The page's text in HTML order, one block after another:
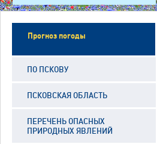
Прогноз погоды
ПО ПСКОВУ
ПСКОВСКАЯ ОБЛАСТЬ
ПЕРЕЧЕНЬ ОПАСНЫХ
ПРИРОДНЫХ ЯВЛЕНИЙ